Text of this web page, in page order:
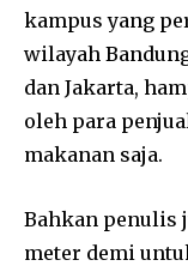
kampus yang
wilayah
dan Jakarta,
oleh para
makanan saja.
Bahkan penulis
meter demi